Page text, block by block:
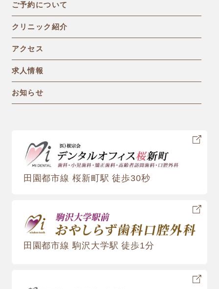
ご予約について
クリニック紹介
アクセス
求人情報
お知らせ
田園都市線 桜新町駅 徒歩30秒
田園都市線 駒沢大学駅 徒歩1分